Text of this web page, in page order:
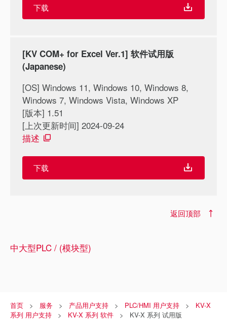
下载
[KV COM+ for Excel Ver.1] 软件试用版
(Japanese)
[OS] Windows 11, Windows 10, Windows 8,
Windows 7, Windows Vista, Windows XP
[版本] 1.51
[上次更新时间] 2024-09-24
描述
下载
返回顶部
中大型PLC / (模块型)
首页 服务 产品用户支持 PLC/HMI 用户支持
KV-X
系列 用户支持
KV-X 系列 软件 KV-X 系列 试用版